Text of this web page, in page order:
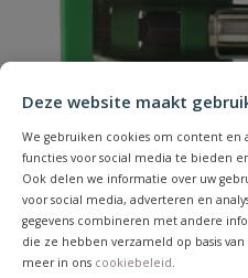
Deze website maakt
We gebruiken cookies om content en
functies voor social media te bieden
Ook delen we informatie over uw
voor social media, adverteren en
gegevens combineren met andere
die ze hebben verzameld op basis
meer in ons cookiebeleid.
hout
Inhoud 200
Koponderzijde
Lengte 35 mm
Beoordeling
Beoordeling
Spax Bitbox T-STAR plus
6 Bitjes + Bithouder